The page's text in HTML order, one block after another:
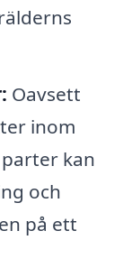
Oavsett
inom
kan
och
på ett